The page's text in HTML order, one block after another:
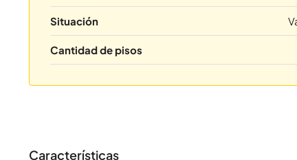
Situación
Cantidad de pisos
Características